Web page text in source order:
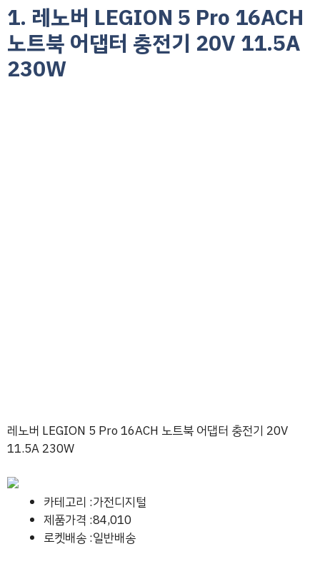
1. 레노버 LEGION 5 Pro 16ACH
노트북 어댑터 충전기 20V 11.5A
230W
레노버 LEGION 5 Pro 16ACH 노트북 어댑터 충전기 20V
11.5A 230W
카테고리 :가전디지털
제품가격 :84,010
로켓배송 :일반배송